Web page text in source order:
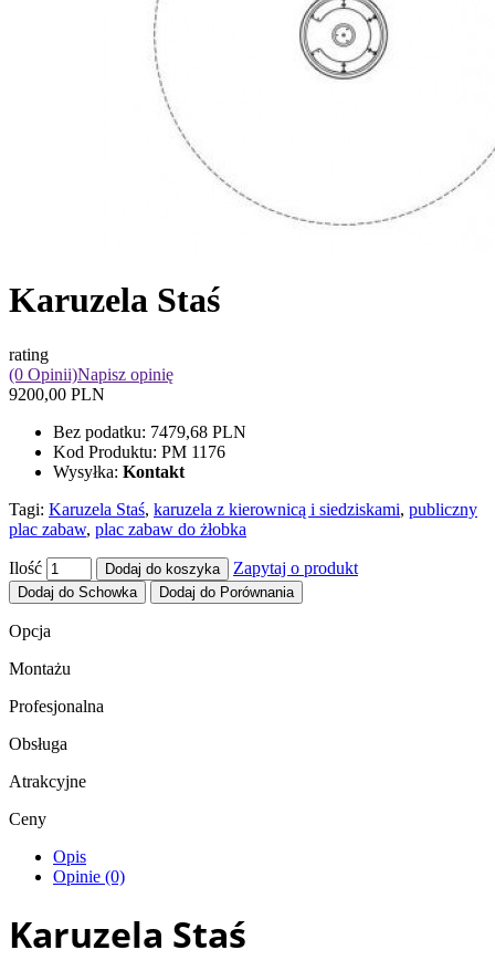
Karuzela Staś
rating
(0 Opinii)Napisz opinię
9200,00 PLN
Bez podatku: 7479,68 PLN
Kod Produktu: PM 1176
Wysyłka: Kontakt
Tagi: Karuzela Staś, karuzela z kierownicą i siedziskami, publiczny
plac zabaw, plac zabaw do żłobka
Ilość Dodaj do koszyka Zapytaj o produkt
Dodaj do Schowka Dodaj do Porównania
Opcja
Montażu
Profesjonalna
Obsługa
Atrakcyjne
Ceny
Opis
Opinie (0)
Karuzela Staś